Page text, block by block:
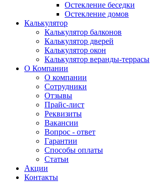
Остекление беседки
Остекление домов
Калькулятор
Калькулятор балконов
Калькулятор дверей
Калькулятор окон
Калькулятор веранды-террасы
О Компании
О компании
Сотрудники
Отзывы
Прайс-лист
Реквизиты
Вакансии
Вопрос - ответ
Гарантии
Способы оплаты
Статьи
Акции
Контакты